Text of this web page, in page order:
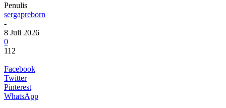
Penulis
sergapreborn
-
8 Juli 2026
0
112
Facebook
Twitter
Pinterest
WhatsApp